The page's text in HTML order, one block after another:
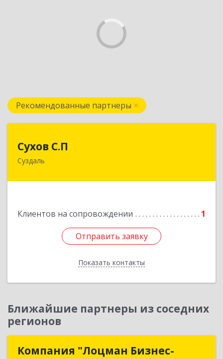
Рекомендованные партнеры
Сухов С.П
Суздаль
Клиентов на сопровождении 1
Отправить заявку
Показать контакты
Отправить заявку
Назад
Ближайшие партнеры из соседних
регионов
Компания "Лоцман Бизнес-
Компания "Лоцман Бизнес-